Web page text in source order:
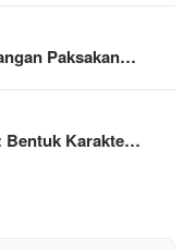
Paksakan…
Bentuk Karakte…